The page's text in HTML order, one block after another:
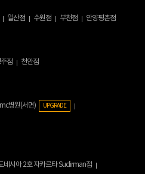
일산점 수원점 부천점 안양평촌점
점 천안점
병원(서면) UPGRADE
네시아 2호 자카르타 Sudirman점